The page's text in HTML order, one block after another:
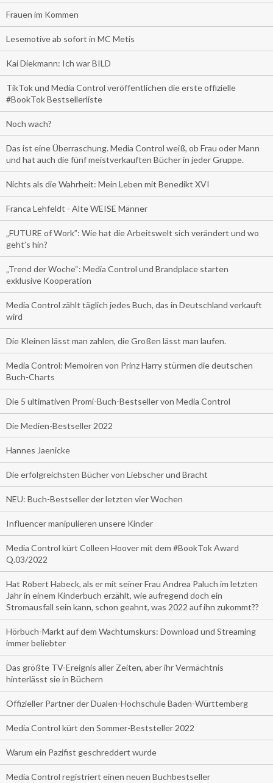
Frauen im Kommen
Lesemotive ab sofort in MC Metis
Kai Diekmann: Ich war BILD
TikTok und Media Control veröffentlichen die erste offizielle
#BookTok Bestsellerliste
Noch wach?
Das ist eine Überraschung. Media Control weiß, ob Frau oder Mann
und hat auch die fünf meistverkauften Bücher in jeder Gruppe.
Nichts als die Wahrheit: Mein Leben mit Benedikt XVI
Franca Lehfeldt - Alte WEISE Männer
„FUTURE of Work”: Wie hat die Arbeitswelt sich verändert und wo
geht’s hin?
„Trend der Woche“: Media Control und Brandplace starten
exklusive Kooperation
Media Control zählt täglich jedes Buch, das in Deutschland verkauft
wird
Die Kleinen lässt man zahlen, die Großen lässt man laufen.
Media Control: Memoiren von Prinz Harry stürmen die deutschen
Buch-Charts
Die 5 ultimativen Promi-Buch-Bestseller von Media Control
Die Medien-Bestseller 2022
Hannes Jaenicke
Die erfolgreichsten Bücher von Liebscher und Bracht
NEU: Buch-Bestseller der letzten vier Wochen
Influencer manipulieren unsere Kinder
Media Control kürt Colleen Hoover mit dem #BookTok Award
Q.03/2022
Hat Robert Habeck, als er mit seiner Frau Andrea Paluch im letzten
Jahr in einem Kinderbuch erzählt, wie aufregend doch ein
Stromausfall sein kann, schon geahnt, was 2022 auf ihn zukommt??
Hörbuch-Markt auf dem Wachtumskurs: Download und Streaming
immer beliebter
Das größte TV-Ereignis aller Zeiten, aber ihr Vermächtnis
hinterlässt sie in Büchern
Offizieller Partner der Dualen-Hochschule Baden-Württemberg
Media Control kürt den Sommer-Beststeller 2022
Warum ein Pazifist geschreddert wurde
Media Control registriert einen neuen Buchbestseller